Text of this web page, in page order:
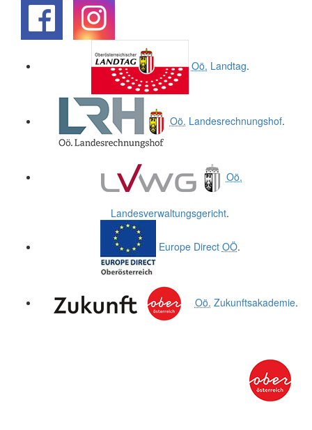
Oö. Landtag.
Oö. Landesrechnungshof.
Oö.
Landesverwaltungsgericht.
Europe Direct OÖ.
Oö. Zukunftsakademie.